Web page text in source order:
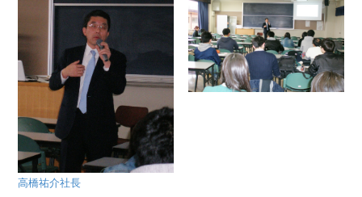
高橋祐介社長